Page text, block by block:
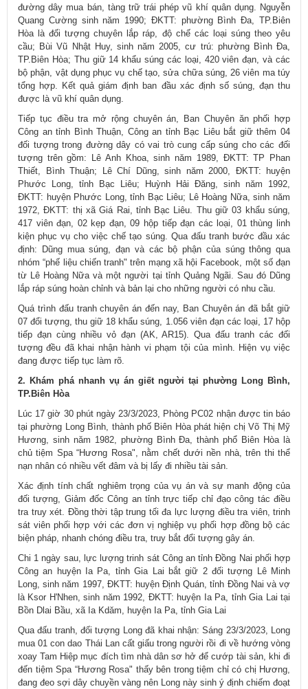
đường dây mua bán, tàng trữ trái phép vũ khí quân dụng. Nguyễn
Quang Cường sinh năm 1990; ĐKTT: phường Bình Đa, TP.Biên
Hòa là đối tượng chuyên lắp ráp, độ chế các loại súng theo yêu
cầu; Bùi Vũ Nhật Huy, sinh năm 2005, cư trú: phường Bình Đa,
TP.Biên Hòa; Thu giữ 14 khẩu súng các loại, 420 viên đạn, và các
bộ phận, vật dụng phục vụ chế tạo, sửa chữa súng, 26 viên ma túy
tổng hợp. Kết quả giám định ban đầu xác định số súng, đạn thu
được là vũ khí quân dụng.
Tiếp tục điều tra mở rộng chuyên án, Ban Chuyên ăn phối hợp
Công an tỉnh Bình Thuận, Công an tỉnh Bạc Liêu bắt giữ thêm 04
đối tượng trong đường dây có vai trò cung cấp súng cho các đối
tượng trên gồm: Lê Anh Khoa, sinh năm 1989, ĐKTT: TP Phan
Thiết, Bình Thuận; Lê Chí Dũng, sinh năm 2000, ĐKTT: huyện
Phước Long, tỉnh Bạc Liêu; Huỳnh Hải Đăng, sinh năm 1992,
ĐKTT: huyện Phước Long, tỉnh Bạc Liêu; Lê Hoàng Nữa, sinh năm
1972, ĐKTT: thị xã Giá Rai, tỉnh Bạc Liêu. Thu giữ 03 khẩu súng,
417 viên đạn, 02 kẹp đạn, 09 hộp tiếp đạn các loại, 01 thùng linh
kiện phục vụ cho việc chế tạo súng. Qua đấu tranh bước đầu xác
định: Dũng mua súng, đạn và các bộ phận của súng thông qua
nhóm “phế liệu chiến tranh" trên mạng xã hội Facebook, một số đạn
từ Lê Hoàng Nữa và một người tại tỉnh Quảng Ngãi. Sau đó Dũng
lắp ráp súng hoàn chỉnh và bản lại cho những người có nhu cầu.
Quá trình đấu tranh chuyên án đến nay, Ban Chuyên án đã bắt giữ
07 đổi tượng, thu giữ 18 khẩu súng, 1.056 viên đạn các loại, 17 hộp
tiếp đạn cùng nhiều vỏ đạn (AK, AR15). Qua đấu tranh các đối
tượng đều đã khai nhận hành vi phạm tội của mình. Hiện vụ việc
đang được tiếp tục làm rõ.
2. Khám phá nhanh vụ án giết người tại phường Long Bình,
TP.Biên Hòa
Lúc 17 giờ 30 phút ngày 23/3/2023, Phòng PC02 nhận được tin báo
tại phường Long Bình, thành phố Biên Hòa phát hiện chị Võ Thị Mỹ
Hương, sinh năm 1982, phường Bình Đa, thành phổ Biên Hòa là
chủ tiệm Spa “Hương Rosa", nằm chết dưới nền nhà, trên thi thể
nạn nhân có nhiều vết đâm và bị lấy đi nhiều tài sản.
Xác định tính chất nghiêm trọng của vụ án và sự manh động của
đối tượng, Giảm đốc Công an tỉnh trực tiếp chỉ đạo công tác điều
tra truy xét. Đồng thời tập trung tối đa lực lượng điều tra viên, trinh
sát viên phối hợp với các đơn vị nghiệp vụ phối hợp đồng bộ các
biện pháp, nhanh chóng điều tra, truy bắt đổi tượng gây án.
Chi 1 ngày sau, lực lượng trinh sát Công an tỉnh Đồng Nai phối hợp
Công an huyện Ia Pa, tỉnh Gia Lai bắt giữ 2 đối tượng Lê Minh
Long, sinh năm 1997, ĐKTT: huyện Định Quán, tỉnh Đồng Nai và vợ
là Ksor H'Nhen, sinh năm 1992, ĐKTT: huyện Ia Pa, tỉnh Gia Lai tại
Bồn Dlai Bầu, xã Ia Kdăm, huyện Ia Pa, tỉnh Gia Lai
Qua đấu tranh, đối tượng Long đã khai nhận: Sáng 23/3/2023, Long
mua 01 con dao Thái Lan cất giấu trong người rồi đi về hướng vòng
xoay Tam Hiệp mục đích tìm nhà dân sơ hở để cướp tài sản, khi đi
đến tiệm Spa “Hương Rosa" thấy bên trong tiệm chỉ có chị Hương,
đang đeo sợi dây chuyền vàng nên Long này sinh ý định chiếm đoạt